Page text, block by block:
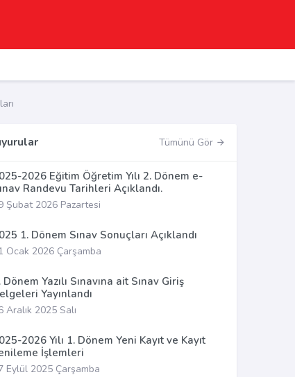
Tümünü Gör
2026 Eğitim Öğretim Yılı 2. Dönem e-
Randevu Tarihleri Açıklandı.
Şubat 2026 Pazartesi
1. Dönem Sınav Sonuçları Açıklandı
Ocak 2026 Çarşamba
Dönem Yazılı Sınavına ait Sınav Giriş
Yayınlandı
Aralık 2025 Salı
2026 Yılı 1. Dönem Yeni Kayıt ve Kayıt
İşlemleri
Eylül 2025 Çarşamba